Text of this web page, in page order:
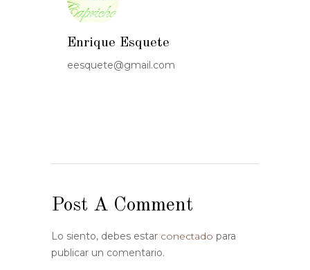
Enrique Esquete
eesquete@gmail.com
Post A Comment
Lo siento, debes estar conectado para
publicar un comentario.